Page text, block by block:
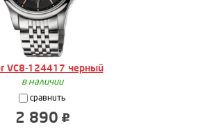
VC8-124417 черный
в наличии
сравнить
2 890